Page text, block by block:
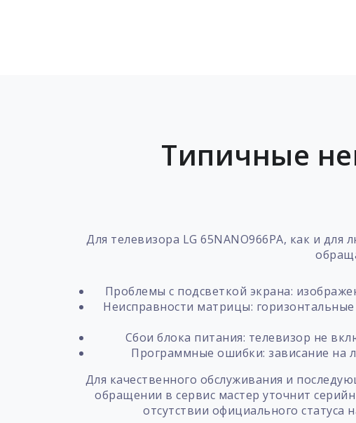
Типичные
Для телевизора LG 65NANO966PA, как и
Проблемы с подсветкой экрана:
Неисправности матрицы:
Сбои блока питания: телевизор не
Программные ошибки: зависание на
Для качественного обслуживания и
обращении в сервис мастер уточнит
отсутствии официального статуса